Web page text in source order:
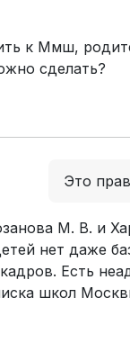
к Ммш,
сделать?
Это
М. В. и
нет даже
Есть
школ